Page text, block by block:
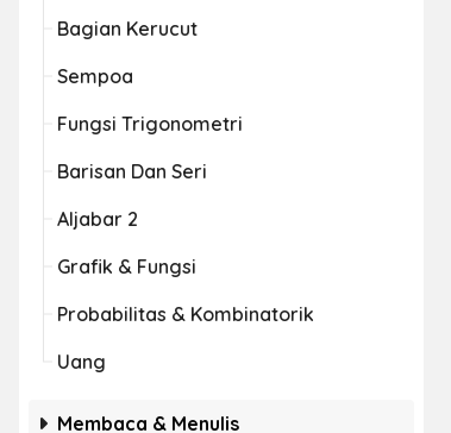
Bagian Kerucut
Sempoa
Fungsi Trigonometri
Barisan Dan Seri
Aljabar 2
Grafik & Fungsi
Probabilitas & Kombinatorik
Uang
Membaca & Menulis